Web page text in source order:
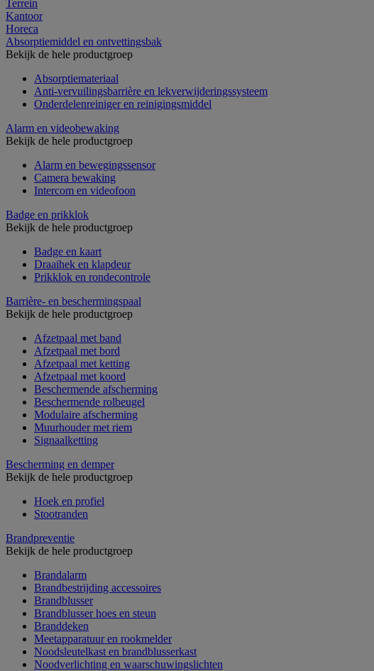
Terrein
Kantoor
Horeca
Absorptiemiddel en ontvettingsbak
Bekijk de hele productgroep
Absorptiemateriaal
Anti-vervuilingsbarrière en lekverwijderingssysteem
Onderdelenreiniger en reinigingsmiddel
Alarm en videobewaking
Bekijk de hele productgroep
Alarm en bewegingssensor
Camera bewaking
Intercom en videofoon
Badge en prikklok
Bekijk de hele productgroep
Badge en kaart
Draaihek en klapdeur
Prikklok en rondecontrole
Barrière- en beschermingspaal
Bekijk de hele productgroep
Afzetpaal met band
Afzetpaal met bord
Afzetpaal met ketting
Afzetpaal met koord
Beschermende afscherming
Beschermende rolbeugel
Modulaire afscherming
Muurhouder met riem
Signaalketting
Bescherming en demper
Bekijk de hele productgroep
Hoek en profiel
Stootranden
Brandpreventie
Bekijk de hele productgroep
Brandalarm
Brandbestrijding accessoires
Brandblusser
Brandblusser hoes en steun
Branddeken
Meetapparatuur en rookmelder
Noodsleutelkast en brandblusserkast
Noodverlichting en waarschuwingslichten